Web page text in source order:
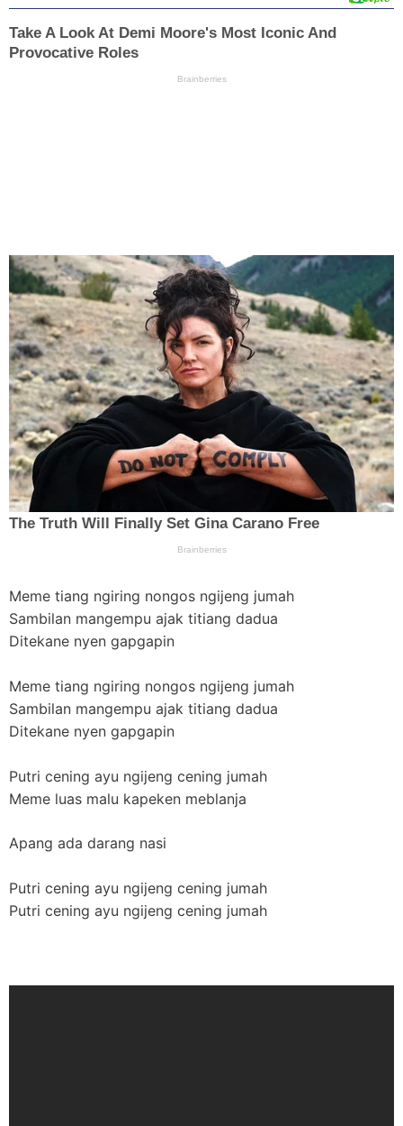
Meme tiang ngiring nongos ngijeng jumah
Sambilan mangempu ajak titiang dadua
Ditekane nyen gapgapin
Meme tiang ngiring nongos ngijeng jumah
Sambilan mangempu ajak titiang dadua
Ditekane nyen gapgapin
Putri cening ayu ngijeng cening jumah
Meme luas malu kapeken meblanja
Apang ada darang nasi
Putri cening ayu ngijeng cening jumah
Putri cening ayu ngijeng cening jumah